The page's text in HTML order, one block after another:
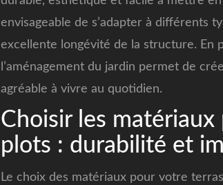
envisageable de s’adapter à différents
excellente longévité de la structure. En
l’aménagement du jardin permet de
agréable à vivre au quotidien.
Choisir les
plots : durabilité et
Le choix des matériaux pour votre